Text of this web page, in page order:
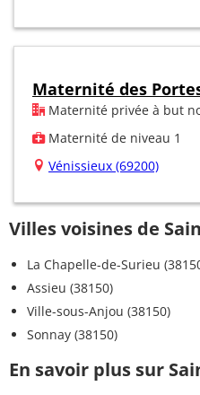
Maternité des
Maternité privée à but
Maternité de niveau 1
Vénissieux (69200)
Villes voisines de
La Chapelle-de-Surieu
Assieu (38150)
Ville-sous-Anjou (38150)
Sonnay (38150)
En savoir plus sur